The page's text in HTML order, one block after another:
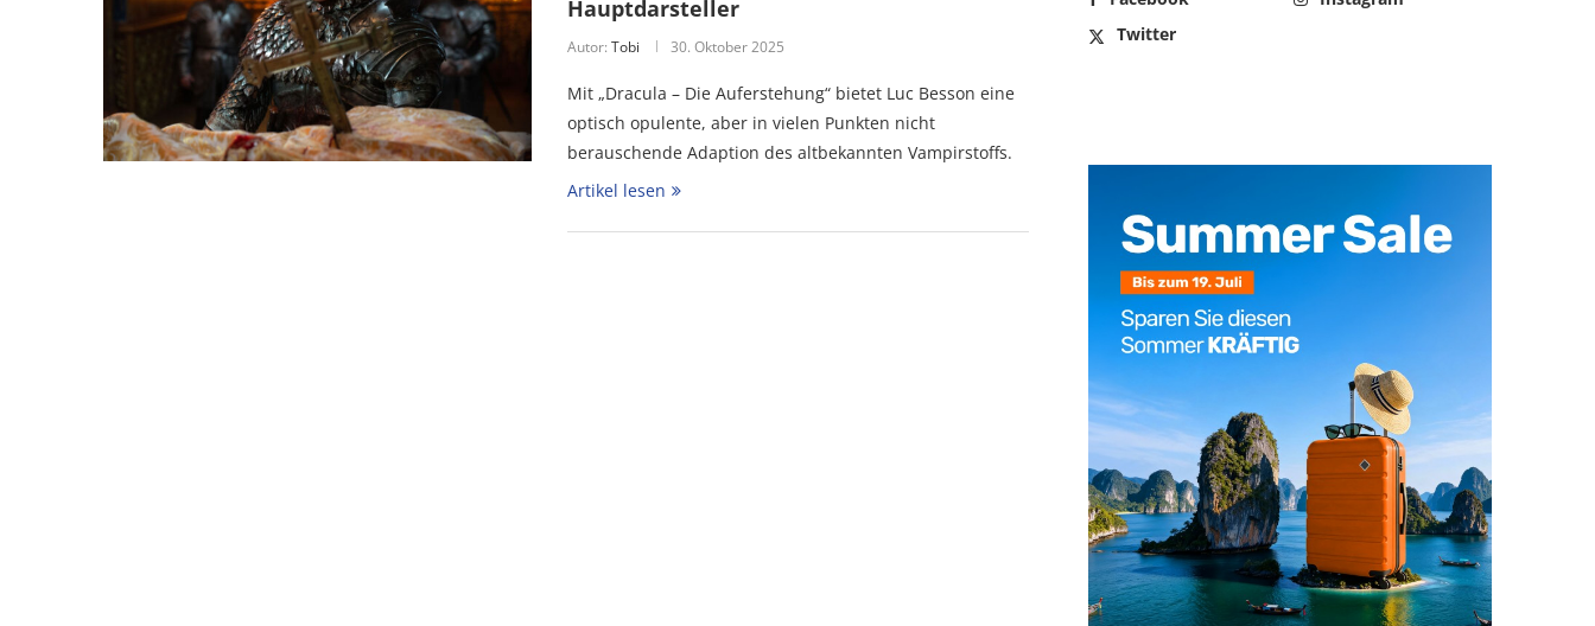
Hauptdarsteller
Autor: Tobi 30. Oktober 2025
Mit „Dracula – Die Auferstehung“ bietet Luc Besson eine
optisch opulente, aber in vielen Punkten nicht
berauschende Adaption des altbekannten Vampirstoffs.
Artikel lesen
Twitter